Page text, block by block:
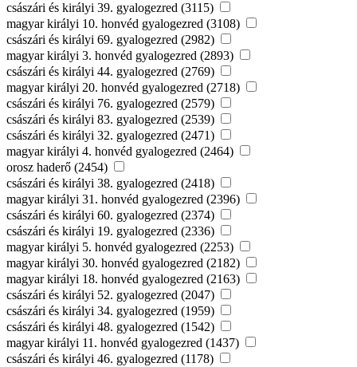
császári és királyi 39. gyalogezred (3115)
magyar királyi 10. honvéd gyalogezred (3108)
császári és királyi 69. gyalogezred (2982)
magyar királyi 3. honvéd gyalogezred (2893)
császári és királyi 44. gyalogezred (2769)
magyar királyi 20. honvéd gyalogezred (2718)
császári és királyi 76. gyalogezred (2579)
császári és királyi 83. gyalogezred (2539)
császári és királyi 32. gyalogezred (2471)
magyar királyi 4. honvéd gyalogezred (2464)
orosz haderő (2454)
császári és királyi 38. gyalogezred (2418)
magyar királyi 31. honvéd gyalogezred (2396)
császári és királyi 60. gyalogezred (2374)
császári és királyi 19. gyalogezred (2336)
magyar királyi 5. honvéd gyalogezred (2253)
magyar királyi 30. honvéd gyalogezred (2182)
magyar királyi 18. honvéd gyalogezred (2163)
császári és királyi 52. gyalogezred (2047)
császári és királyi 34. gyalogezred (1959)
császári és királyi 48. gyalogezred (1542)
magyar királyi 11. honvéd gyalogezred (1437)
császári és királyi 46. gyalogezred (1178)